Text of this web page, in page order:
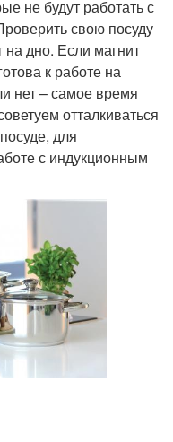
не будут работать с
свою посуду
на дно. Если магнит
к работе на
нет – самое время
отталкиваться
для
с индукционным